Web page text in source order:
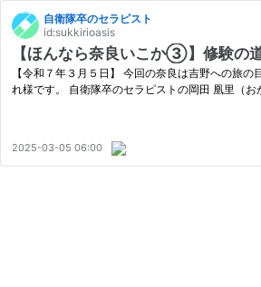
自衛隊卒のセラピスト
id:sukkirioasis
【ほんなら奈良いこか③】修験の
【令和７年３月５日】 今回の奈良は吉野への旅
れ様です。 自衛隊卒のセラピストの岡田 凰里（
2025-03-05 06:00